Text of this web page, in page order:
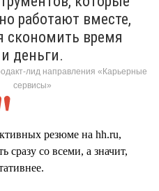
работают вместе,
скономить время
и деньги.
лид направления «Карьерные
сервисы»
резюме на hh.ru,
сразу со всеми, а значит,